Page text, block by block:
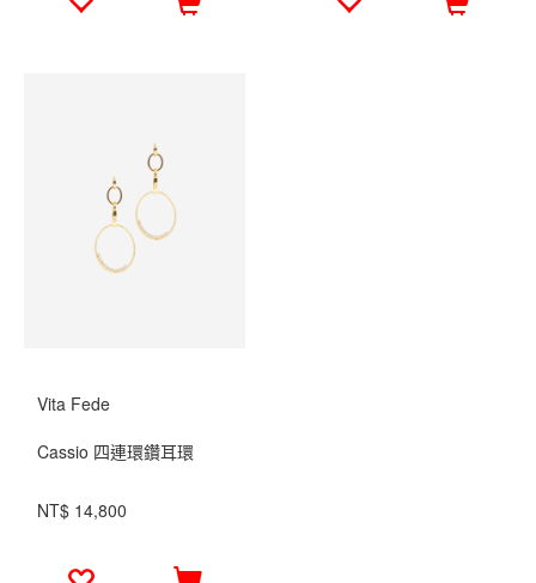
Vita Fede
Cassio 四連環鑽耳環
NT$ 14,800